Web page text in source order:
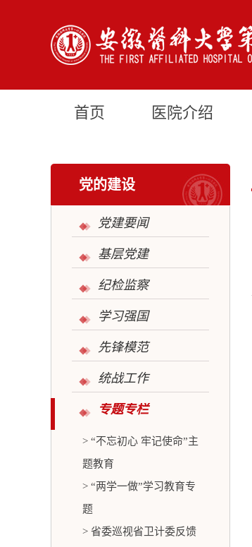
首页 医院介绍
党的建设
党建要闻
基层党建
纪检监察
学习强国
先锋模范
统战工作
专题专栏
> “不忘初心 牢记使命”主
题教育
> “两学一做”学习教育专
题
> 省委巡视省卫计委反馈